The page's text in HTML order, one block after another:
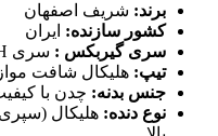
برند: شریف اصفهان
کشور سازنده: ایران
سری گیربکس : سری H
تیپ: هلیکال شافت
جنس بدنه: چدن با
نوع دنده: هلیکال